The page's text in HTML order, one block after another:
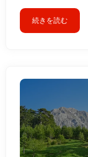
続きを読む